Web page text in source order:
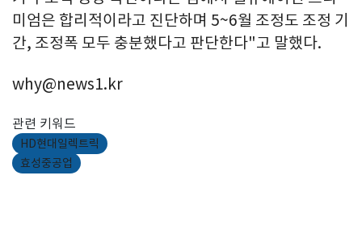
미엄은 합리적이라고 진단하며 5~6월 조정도 조정 기
간, 조정폭 모두 충분했다고 판단한다"고 말했다.
why@news1.kr
관련 키워드
HD현대일렉트릭
효성중공업